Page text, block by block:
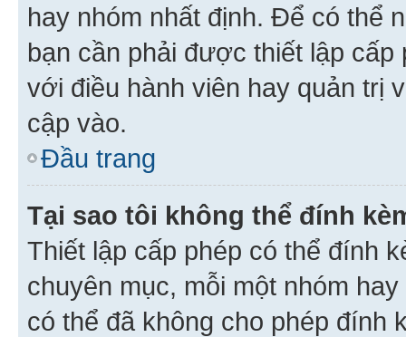
hay nhóm nhất định. Để có thể
bạn cần phải được thiết lập
với điều hành viên hay quản trị
cập vào.
Đầu trang
Tại sao tôi không thể đính
Thiết lập cấp phép có thể đính
chuyên mục, mỗi một nhóm
có thể đã không cho phép đính